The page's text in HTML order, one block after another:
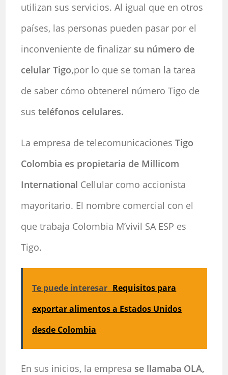
utilizan sus servicios. Al igual que en otros
países, las personas pueden pasar por el
inconveniente de finalizar su número de
celular Tigo,por lo que se toman la tarea
de saber cómo obtenerel número Tigo de
susteléfonos celulares.
La empresa de telecomunicacionesTigo
Colombia es propietaria de Millicom
International Cellular como accionista
mayoritario. El nombre comercial con el
que trabaja Colombia M’vivil SA ESP es
Tigo.
Te puede interesar Requisitos para
exportar alimentos a Estados Unidos
desde Colombia
En sus inicios, la empresa se llamaba OLA,